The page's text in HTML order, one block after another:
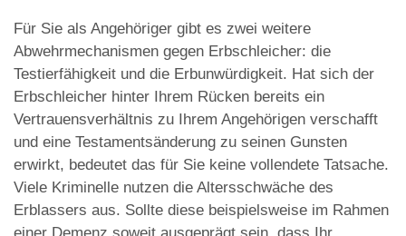
Für Sie als Angehöriger gibt es zwei weitere
Abwehrmechanismen gegen Erbschleicher: die
Testierfähigkeit und die Erbunwürdigkeit. Hat sich der
Erbschleicher hinter Ihrem Rücken bereits ein
Vertrauensverhältnis zu Ihrem Angehörigen verschafft
und eine Testamentsänderung zu seinen Gunsten
erwirkt, bedeutet das für Sie keine vollendete Tatsache.
Viele Kriminelle nutzen die Altersschwäche des
Erblassers aus. Sollte diese beispielsweise im Rahmen